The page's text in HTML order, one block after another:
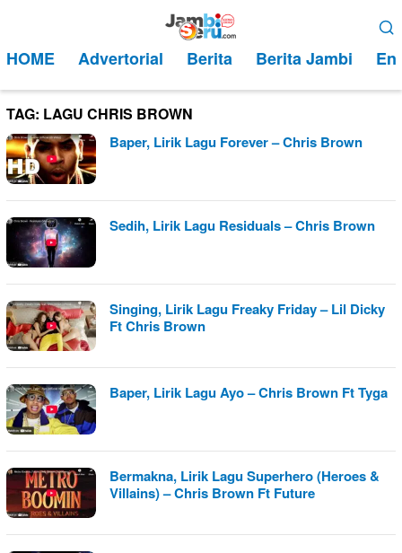
kontenMobile
HOME Advertorial Berita Berita Jambi
TAG: LAGU CHRIS BROWN
Baper, Lirik Lagu Forever – Chris Brown
Sedih, Lirik Lagu Residuals – Chris Brown
Singing, Lirik Lagu Freaky Friday – Lil Dicky
Ft Chris Brown
Baper, Lirik Lagu Ayo – Chris Brown Ft Tyga
Bermakna, Lirik Lagu Superhero (Heroes &
Villains) – Chris Brown Ft Future